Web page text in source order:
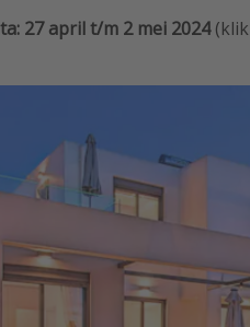
27 april t/m 2 mei 2024(klik